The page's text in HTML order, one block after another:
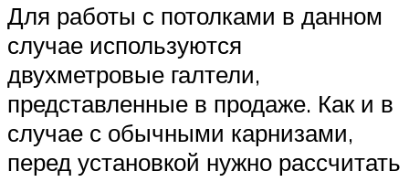
Для работы с потолками в данном
случае используются
двухметровые галтели,
представленные в продаже. Как и в
случае с обычными карнизами,
перед установкой нужно рассчитать